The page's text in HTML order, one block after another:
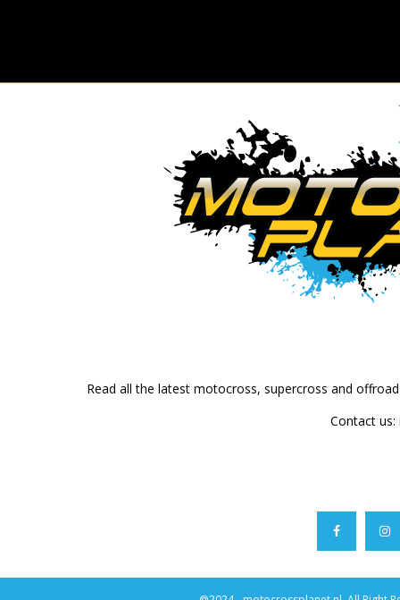
Read all the latest motocross, supercross and
Contact us: